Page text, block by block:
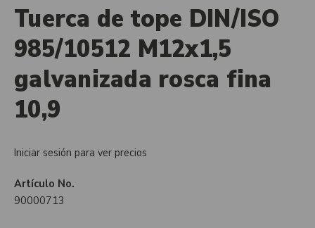
Tuerca de tope DIN/ISO
985/10512 M12x1,5
galvanizada rosca fina
10,9
Iniciar sesión para ver precios
Artículo No.
90000713